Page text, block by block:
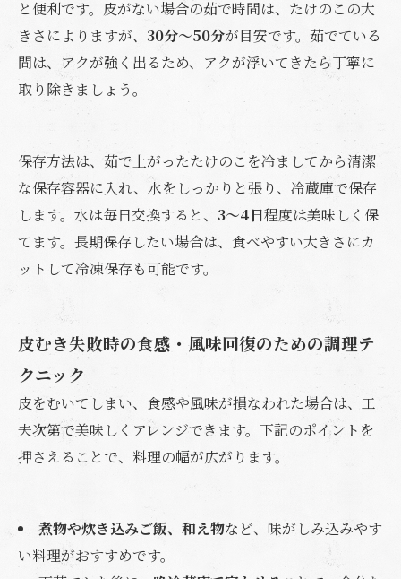
と便利です。皮がない場合の茹で時間は、たけのこの大
きさによりますが、 30分～50分が目安です。茹でている
間は、アクが強く出るため、アクが浮いてきたら丁寧に
取り除きましょう。
保存方法は、茹で上がったたけのこを冷ましてから清潔
な保存容器に入れ、水をしっかりと張り、冷蔵庫で保存
します。水は毎日交換すると、 3～4日程度は美味しく保
てます。長期保存したい場合は、食べやすい大きさにカ
ットして冷凍保存も可能です。
皮むき失敗時の食感・風味回復のための調理テ
クニック
皮をむいてしまい、食感や風味が損なわれた場合は、工
夫次第で美味しくアレンジできます。下記のポイントを
押さえることで、料理の幅が広がります。
煮物や炊き込みご飯、和え物など、味がしみ込みやす
い料理がおすすめです。